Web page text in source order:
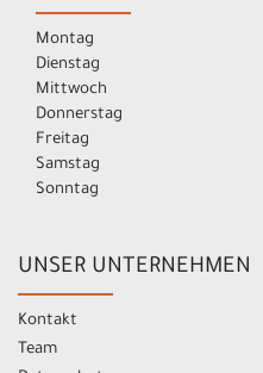
Montag
Dienstag
Mittwoch
Donnerstag
Freitag
Samstag
Sonntag
UNSER UNTERNEHMEN
Kontakt
Team